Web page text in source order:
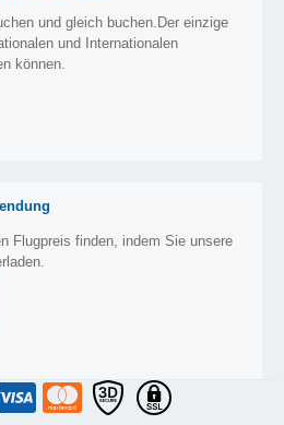
und gleich buchen.Der einzige
und Internationalen
können.
Flugpreis finden, indem Sie unsere